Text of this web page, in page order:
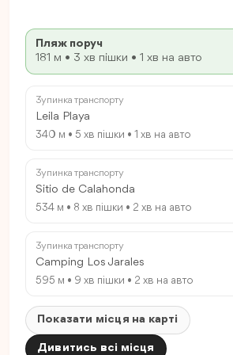
Пляж поруч
181 м • 3 хв пішки • 1 хв на авто
Зупинка транспорту
Leila Playa
340 м • 5 хв пішки • 1 хв на авто
Зупинка транспорту
Sitio de Calahonda
534 м • 8 хв пішки • 2 хв на авто
Зупинка транспорту
Camping Los Jarales
595 м • 9 хв пішки • 2 хв на авто
Показати місця на карті
Дивитись всі місця